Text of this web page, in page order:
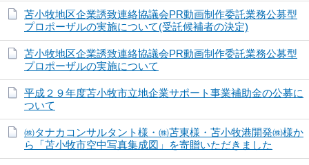
苫小牧地区企業誘致連絡協議会PR動画制作委託業務公募型
プロポーザルの実施について(受託候補者の決定)
苫小牧地区企業誘致連絡協議会PR動画制作委託業務公募型
プロポーザルの実施について
平成２９年度苫小牧市立地企業サポート事業補助金の公募に
ついて
㈱タナカコンサルタント様・㈱苫東様・苫小牧港開発㈱様か
ら「苫小牧市空中写真集成図」を寄贈いただきました